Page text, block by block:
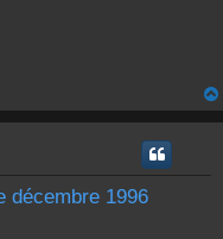
décembre 1996